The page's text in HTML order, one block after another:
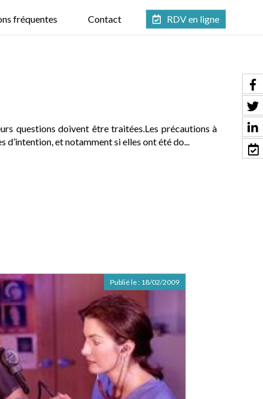
fréquentes Contact RDV en ligne
questions doivent être traitées.Les précautions à
d’intention, et notamment si elles ont été do...
Publié le : 18/02/2009